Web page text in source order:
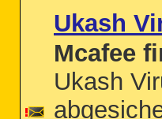
Ukash
Mcafee
Ukash